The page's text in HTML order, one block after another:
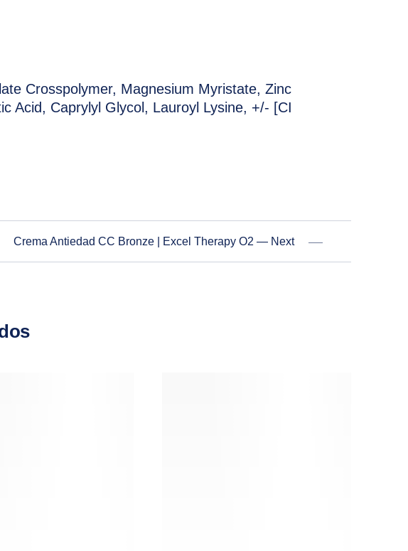
Crosspolymer, Magnesium Myristate, Zinc
Acid, Caprylyl Glycol, Lauroyl Lysine, +/- [CI
Crema Antiedad CC Bronze | Excel Therapy O2 — Next